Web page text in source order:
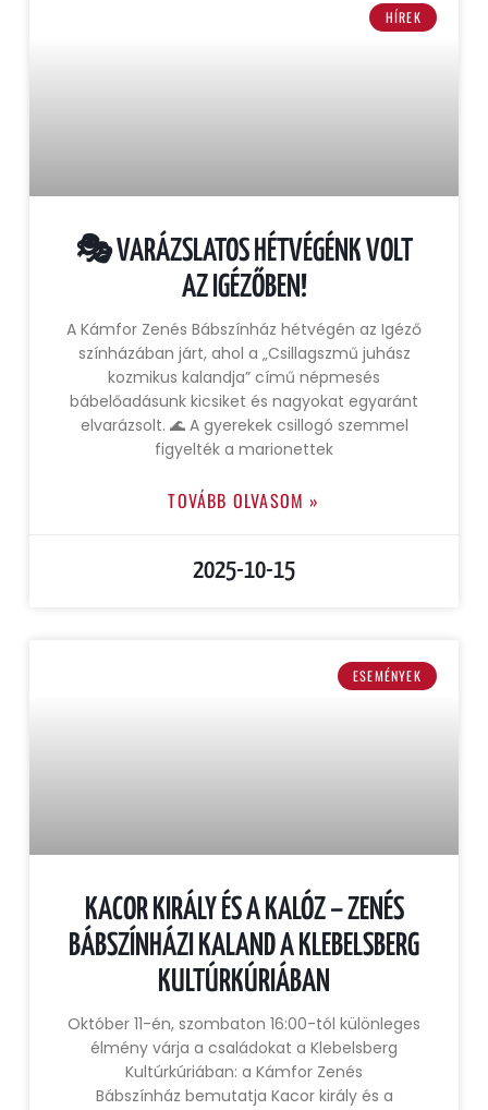
HÍREK
🎭 VARÁZSLATOS HÉTVÉGÉNK VOLT
AZ IGÉZŐBEN!
A Kámfor Zenés Bábszínház hétvégén az Igéző
színházában járt, ahol a „Csillagszmű juhász
kozmikus kalandja” című népmesés
bábelőadásunk kicsiket és nagyokat egyaránt
elvarázsolt. 🌊 A gyerekek csillogó szemmel
figyelték a marionettek
TOVÁBB OLVASOM »
2025-10-15
ESEMÉNYEK
KACOR KIRÁLY ÉS A KALÓZ – ZENÉS
BÁBSZÍNHÁZI KALAND A KLEBELSBERG
KULTÚRKÚRIÁBAN
Október 11-én, szombaton 16:00-tól különleges
élmény várja a családokat a Klebelsberg
Kultúrkúriában: a Kámfor Zenés
Bábszínház bemutatja Kacor király és a